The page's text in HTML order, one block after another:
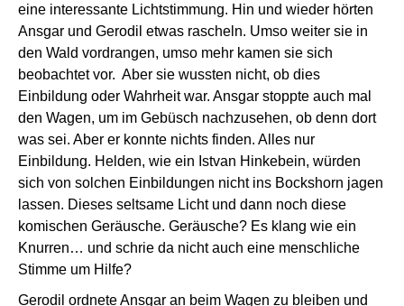
eine interessante Lichtstimmung. Hin und wieder hörten
Ansgar und Gerodil etwas rascheln. Umso weiter sie in
den Wald vordrangen, umso mehr kamen sie sich
beobachtet vor. Aber sie wussten nicht, ob dies
Einbildung oder Wahrheit war. Ansgar stoppte auch mal
den Wagen, um im Gebüsch nachzusehen, ob denn dort
was sei. Aber er konnte nichts finden. Alles nur
Einbildung. Helden, wie ein Istvan Hinkebein, würden
sich von solchen Einbildungen nicht ins Bockshorn jagen
lassen. Dieses seltsame Licht und dann noch diese
komischen Geräusche. Geräusche? Es klang wie ein
Knurren… und schrie da nicht auch eine menschliche
Stimme um Hilfe?
Gerodil ordnete Ansgar an beim Wagen zu bleiben und